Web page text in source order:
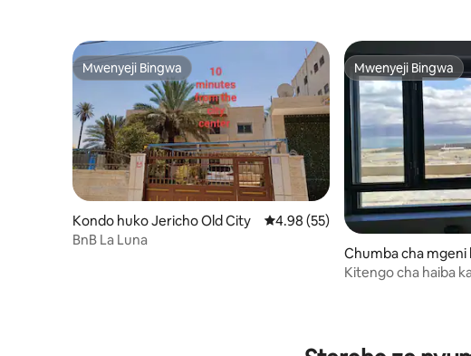
Mwenyeji Bingwa
Mwenyeji Bingwa
Kondo huko Jericho Old City Ukadiriaji wa wastani wa 4.98 kati
4.98 (55)
BnB La Luna
Mwenyeji Bingwa
Mwenyeji Bingwa
Chumba cha mgeni
nat
Kitengo cha haiba